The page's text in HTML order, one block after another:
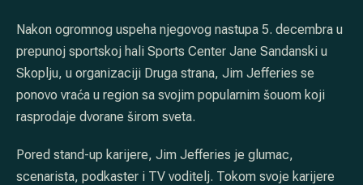
Nakon ogromnog uspeha njegovog nastupa 5. decembra u
prepunoj sportskoj hali Sports Center Jane Sandanski u
Skoplju, u organizaciji Druga strana, Jim Jefferies se
ponovo vraća u region sa svojim popularnim šouom koji
rasprodaje dvorane širom sveta.
Pored stand-up karijere, Jim Jefferies je glumac,
scenarista, podkaster i TV voditelj. Tokom svoje karijere